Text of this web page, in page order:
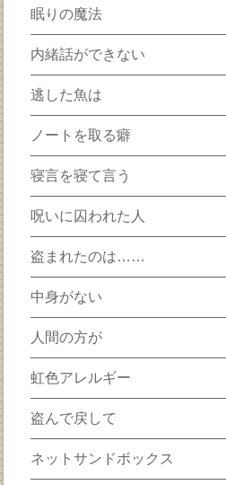
眠りの魔法
内緒話ができない
逃した魚は
ノートを取る癖
寝言を寝て言う
呪いに囚われた人
盗まれたのは……
中身がない
人間の方が
虹色アレルギー
盗んで戻して
ネットサンドボックス